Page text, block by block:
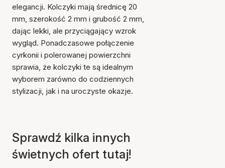
Przedmiot został dodany
do koszyka
elegancji. Kolczyki mają średnicę 20
mm, szerokość 2 mm i grubość 2 mm,
dając lekki, ale przyciągający wzrok
wygląd. Ponadczasowe połączenie
cyrkonii i polerowanej powierzchni
sprawia, że kolczyki te są idealnym
wyborem zarówno do codziennych
stylizacji, jak i na uroczyste okazje.
Sprawdź kilka innych
świetnych ofert tutaj!